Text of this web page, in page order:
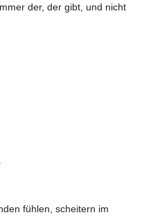
der, der gibt, und nicht
fühlen, scheitern im